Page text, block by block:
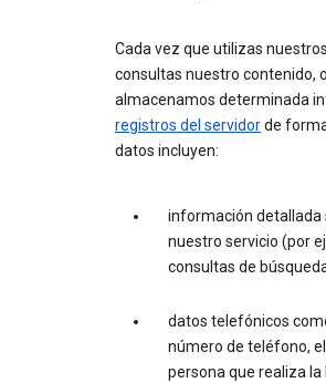
Cada vez que utilizas
consultas nuestro contenido,
almacenamos determinada
registros del servidorde
datos incluyen:
información detallada
nuestro servicio (por
consultas de
datos telefónicos
número de teléfono,
persona que realiza la